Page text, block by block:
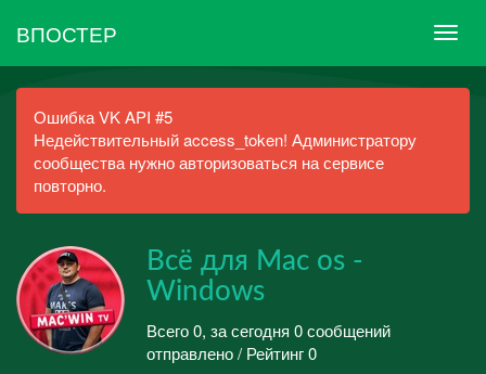
ВПОСТЕР
Ошибка VK API #5
Недействительный access_token! Администратору
сообщества нужно авторизоваться на сервисе
повторно.
Всё для Mac os -
Windows
Всего 0, за сегодня 0 сообщений
отправлено / Рейтинг 0